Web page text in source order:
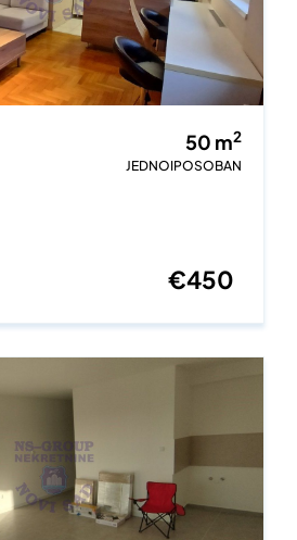
50 m2
JEDNOIPOSOBAN
€450